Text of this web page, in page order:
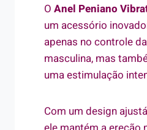
O Anel Peniano
um acessório
apenas no controle
masculina, mas
uma estimulação
Com um design